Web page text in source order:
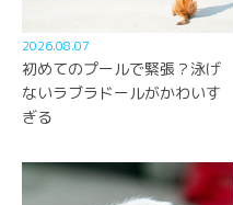
2026.08.07
初めてのプールで緊張？泳げ
ないラブラドールがかわいす
ぎる